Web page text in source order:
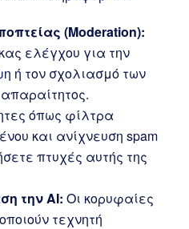
(Moderation):
ελέγχου για την
ή τον σχολιασμό των
όπως φίλτρα
και ανίχνευση spam
πτυχές αυτής της
την AI: Οι κορυφαίες
τεχνητή